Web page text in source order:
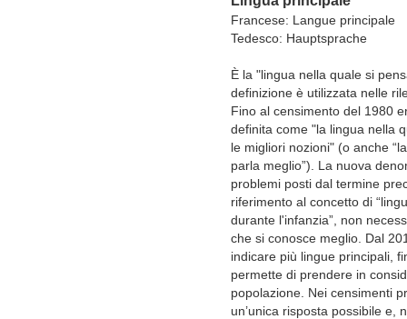
Francese: Langue principale
Tedesco: Hauptsprache
È la "lingua nella quale si
definizione è utilizzata nelle
Fino al censimento del 1980
definita come "la lingua nella
le migliori nozioni" (o anche
parla meglio”). La nuova
problemi posti dal termine
riferimento al concetto di
durante l'infanzia”, non
che si conosce meglio. Dal
indicare più lingue principali,
permette di prendere in
popolazione. Nei censimenti
un’unica risposta possibile e,